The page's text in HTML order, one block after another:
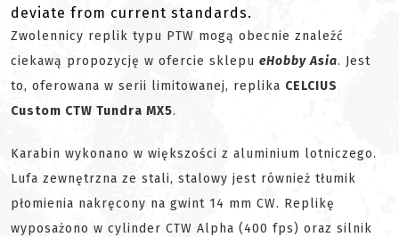
deviate from current standards.
Zwolennicy replik typu PTW mogą obecnie znaleźć
ciekawą propozycję w ofercie sklepu eHobby Asia. Jest
to, oferowana w serii limitowanej, replika CELCIUS
Custom CTW Tundra MX5.
Karabin wykonano w większości z aluminium lotniczego.
Lufa zewnętrzna ze stali, stalowy jest również tłumik
płomienia nakręcony na gwint 14 mm CW. Replikę
wyposażono w cylinder CTW Alpha (400 fps) oraz silnik